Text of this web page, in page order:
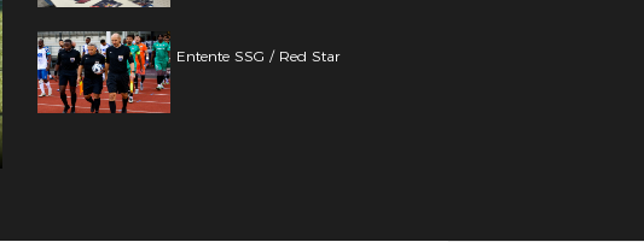
Entente SSG / Red Star